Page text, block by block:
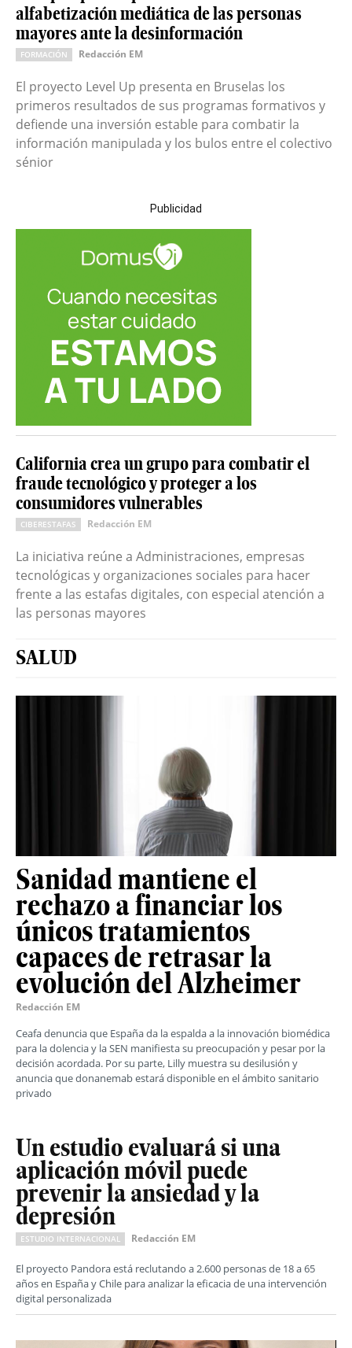
alfabetización mediática de las personas
mayores ante la desinformación
FORMACIÓN Redacción EM
El proyecto Level Up presenta en Bruselas los
primeros resultados de sus programas formativos y
defiende una inversión estable para combatir la
información manipulada y los bulos entre el colectivo
sénior
Publicidad
California crea un grupo para combatir el
fraude tecnológico y proteger a los
consumidores vulnerables
CIBERESTAFAS Redacción EM
La iniciativa reúne a Administraciones, empresas
tecnológicas y organizaciones sociales para hacer
frente a las estafas digitales, con especial atención a
las personas mayores
SALUD
Sanidad mantiene el
rechazo a financiar los
únicos tratamientos
capaces de retrasar la
evolución del Alzheimer
Redacción EM
Ceafa denuncia que España da la espalda a la innovación biomédica
para la dolencia y la SEN manifiesta su preocupación y pesar por la
decisión acordada. Por su parte, Lilly muestra su desilusión y
anuncia que donanemab estará disponible en el ámbito sanitario
privado
Un estudio evaluará si una
aplicación móvil puede
prevenir la ansiedad y la
depresión
ESTUDIO INTERNACIONAL Redacción EM
El proyecto Pandora está reclutando a 2.600 personas de 18 a 65
años en España y Chile para analizar la eficacia de una intervención
digital personalizada